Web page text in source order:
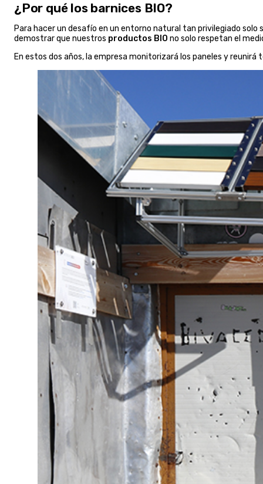
¿Por qué los barnices BIO?
Para hacer un desafío en un entorno natural tan privilegiado solo
demostrar que nuestros productos BIO no solo respetan el
En estos dos años, la empresa monitorizará los paneles y